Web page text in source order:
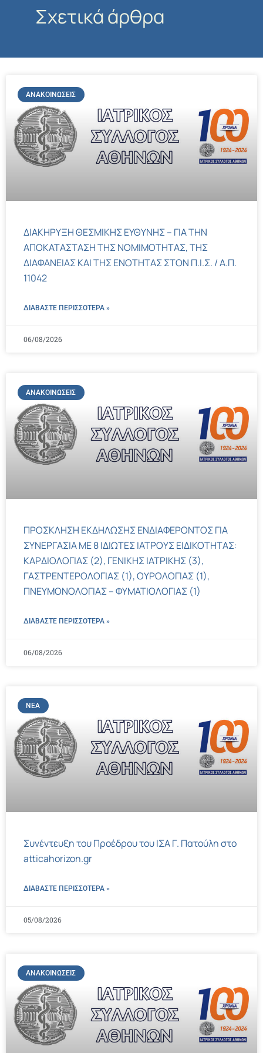
Σχετικά άρθρα
ΑΝΑΚΟΙΝΏΣΕΙΣ
ΔΙΑΚΗΡΥΞΗ ΘΕΣΜΙΚΗΣ ΕΥΘΥΝΗΣ – ΓΙΑ ΤΗΝ
ΑΠΟΚΑΤΑΣΤΑΣΗ ΤΗΣ ΝΟΜΙΜΟΤΗΤΑΣ, ΤΗΣ
ΔΙΑΦΑΝΕΙΑΣ ΚΑΙ ΤΗΣ ΕΝΟΤΗΤΑΣ ΣΤΟΝ Π.Ι.Σ. / Α.Π.
11042
ΔΙΑΒΑΣΤΕ ΠΕΡΙΣΣΌΤΕΡΑ »
06/08/2026
ΑΝΑΚΟΙΝΏΣΕΙΣ
ΠΡΟΣΚΛΗΣΗ ΕΚΔΗΛΩΣΗΣ ΕΝΔΙΑΦΕΡΟΝΤΟΣ ΓΙΑ
ΣΥΝΕΡΓΑΣΙΑ ΜΕ 8 ΙΔΙΩΤΕΣ ΙΑΤΡΟΥΣ ΕΙΔΙΚΟΤΗΤΑΣ:
ΚΑΡΔΙΟΛΟΓΙΑΣ (2), ΓΕΝΙΚΗΣ ΙΑΤΡΙΚΗΣ (3),
ΓΑΣΤΡΕΝΤΕΡΟΛΟΓΙΑΣ (1), ΟΥΡΟΛΟΓΙΑΣ (1),
ΠΝΕΥΜΟΝΟΛΟΓΙΑΣ – ΦΥΜΑΤΙΟΛΟΓΙΑΣ (1)
ΔΙΑΒΑΣΤΕ ΠΕΡΙΣΣΌΤΕΡΑ »
06/08/2026
ΝΈΑ
Συνέντευξη του Προέδρου του ΙΣΑ Γ. Πατούλη στο
atticahorizon.gr
ΔΙΑΒΑΣΤΕ ΠΕΡΙΣΣΌΤΕΡΑ »
05/08/2026
ΑΝΑΚΟΙΝΏΣΕΙΣ